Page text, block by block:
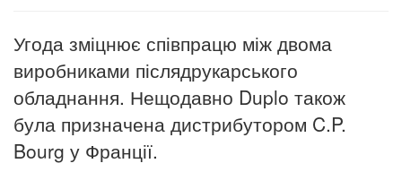
Угода зміцнює співпрацю між двома
виробниками післядрукарського
обладнання. Нещодавно Duplo також
була призначена дистрибутором C.P.
Bourg у Франції.